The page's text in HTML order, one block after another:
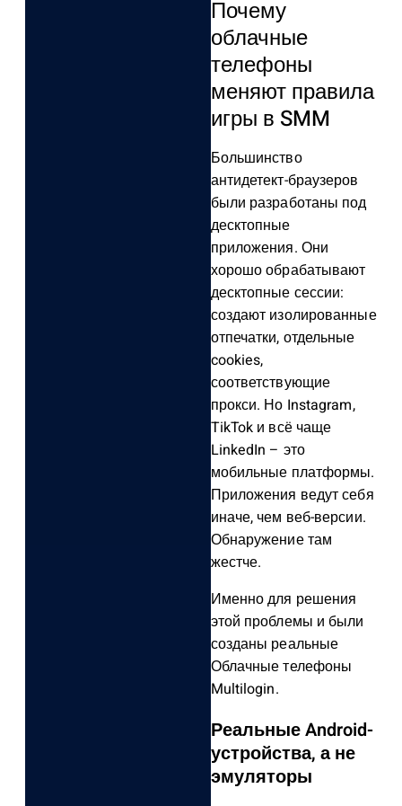
Почему
облачные
телефоны
меняют правила
игры в SMM
Большинство
антидетект-браузеров
были разработаны под
десктопные
приложения. Они
хорошо обрабатывают
десктопные сессии:
создают изолированные
отпечатки, отдельные
cookies,
соответствующие
прокси. Но Instagram,
TikTok и всё чаще
LinkedIn – это
мобильные платформы.
Приложения ведут себя
иначе, чем веб-версии.
Обнаружение там
жестче.
Именно для решения
этой проблемы и были
созданы реальные
Облачные телефоны
Multilogin.
Реальные Android-
устройства, а не
эмуляторы